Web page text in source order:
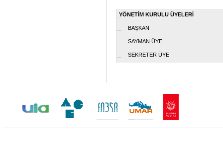
YÖNETİM KURULU ÜYELERİ
BAŞKAN
SAYMAN ÜYE
SEKRETER ÜYE